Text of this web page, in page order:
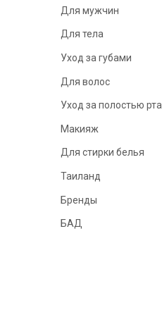
Для мужчин
Для тела
Уход за губами
Для волос
Уход за полостью рта
Макияж
Для стирки белья
Таиланд
Бренды
БАД